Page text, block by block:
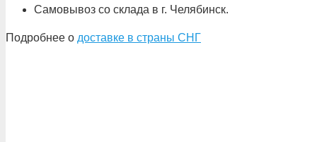
Самовывоз со склада в г. Челябинск.
Подробнее о доставке в страны СНГ